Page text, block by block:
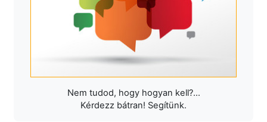
Nem tudod, hogy hogyan kell?...
Kérdezz bátran! Segítünk.